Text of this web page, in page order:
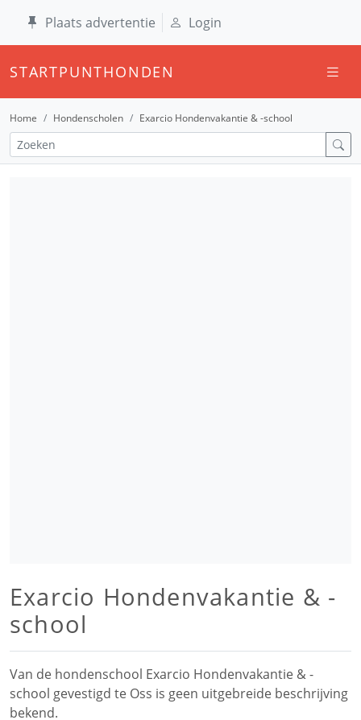
Plaats advertentie Login
STARTPUNTHONDEN
Home Hondenscholen Exarcio Hondenvakantie & -school
Exarcio Hondenvakantie & -
school
Van de hondenschool Exarcio Hondenvakantie & -
school gevestigd te Oss is geen uitgebreide beschrijving
bekend.